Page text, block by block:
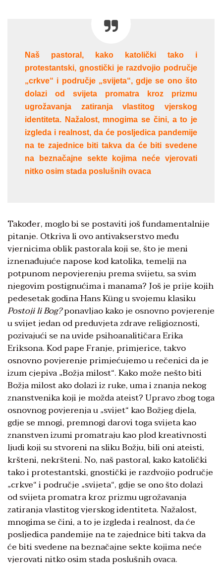
Naš pastoral, kako katolički tako i
protestantski, gnostički je razdvojio područje
„crkve“ i područje „svijeta“, gdje se ono što
dolazi od svijeta promatra kroz prizmu
ugrožavanja zatiranja vlastitog vjerskog
identiteta. Nažalost, mnogima se čini, a to je
izgleda i realnost, da će posljedica pandemije
na te zajednice biti takva da će biti svedene
na beznačajne sekte kojima neće vjerovati
nitko osim stada poslušnih ovaca
Također, moglo bi se postaviti još fundamentalnije
pitanje. Otkriva li ovo antivakserstvo među
vjernicima oblik pastorala koji se, što je meni
iznenađujuće napose kod katolika, temelji na
potpunom nepovjerenju prema svijetu, sa svim
njegovim postignućima i manama? Još je prije kojih
pedesetak godina Hans Küng u svojemu klasiku
Postoji li Bog?ponavljao kako je osnovno povjerenje
u svijet jedan od preduvjeta zdrave religioznosti,
pozivajući se na uvide psihoanalitičara Erika
Eriksona. Kod pape Franje, primjerice, takvo
osnovno povjerenje primjećujemo u rečenici da je
izum cjepiva „Božja milost“. Kako može nešto biti
Božja milost ako dolazi iz ruke, uma i znanja nekog
znanstvenika koji je možda ateist? Upravo zbog toga
osnovnog povjerenja u „svijet“ kao Božjeg djela,
gdje se mnogi, premnogi darovi toga svijeta kao
znanstven izumi promatraju kao plod kreativnosti
ljudi koji su stvoreni na sliku Božju, bili oni ateisti,
kršteni, nekršteni. No, naš pastoral, kako katolički
tako i protestantski, gnostički je razdvojio područje
„crkve“ i područje „svijeta“, gdje se ono što dolazi
od svijeta promatra kroz prizmu ugrožavanja
zatiranja vlastitog vjerskog identiteta. Nažalost,
mnogima se čini, a to je izgleda i realnost, da će
posljedica pandemije na te zajednice biti takva da
će biti svedene na beznačajne sekte kojima neće
vjerovati nitko osim stada poslušnih ovaca.